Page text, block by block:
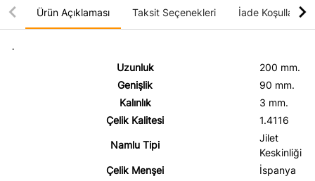
Ürün Açıklaması Taksit Seçenekleri İade Koşulları
chevron_left chevron_right
·
Uzunluk
200 mm.
Genişlik
90 mm.
Kalınlık
3 mm.
Çelik Kalitesi
1.4116
Namlu Tipi
Jilet
Keskinliği
Çelik Menşei
İspanya